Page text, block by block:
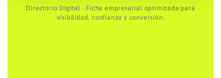
Directorio Digital · Ficha empresarial optimizada para
visibilidad, confianza y conversión.